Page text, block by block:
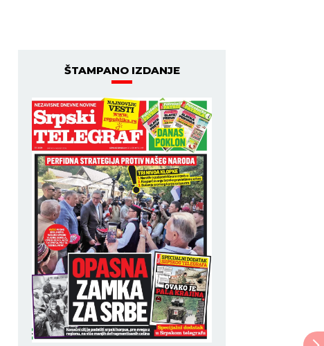
ŠTAMPANO IZDANJE